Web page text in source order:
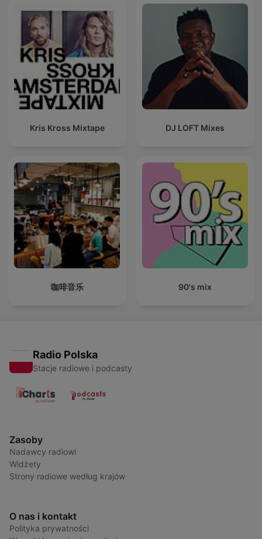
Kris Kross Mixtape DJ LOFT Mixes
咖啡音乐 90's mix
Radio Polska
Stacje radiowe i podcasty
Zasoby
Nadawcy radiowi
Widżety
Strony radiowe według krajów
O nas i kontakt
Polityka prywatności